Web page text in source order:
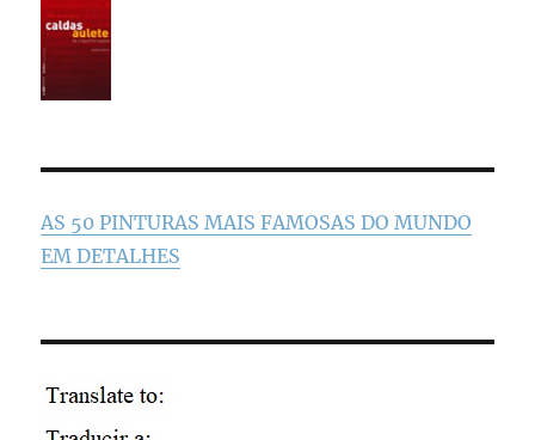
AS 50 PINTURAS MAIS FAMOSAS DO MUNDO
EM DETALHES